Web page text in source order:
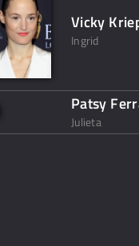
Vicky
Ingrid
Patsy
Julieta